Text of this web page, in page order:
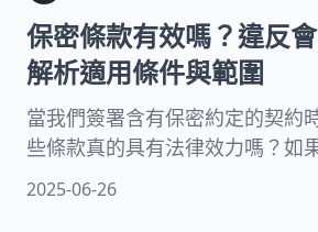
保密條款有效嗎？違反
解析適用條件與範圍
當我們簽署含有保密約定的契約
些條款真的具有法律效力嗎？如
又會面臨什麼後果？本文將從法
2025-06-26